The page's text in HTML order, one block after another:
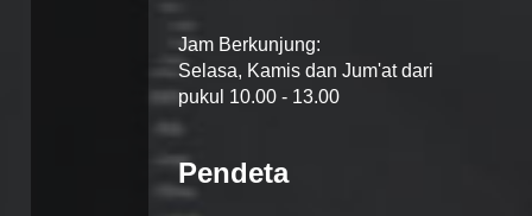
Jam Berkunjung:
Selasa, Kamis dan Jum'at dari
pukul 10.00 - 13.00
Pendeta